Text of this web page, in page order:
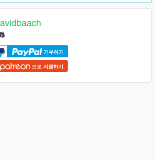
기부하기
으로 지원하기